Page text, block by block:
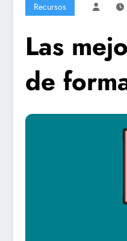
Recursos
Las
de